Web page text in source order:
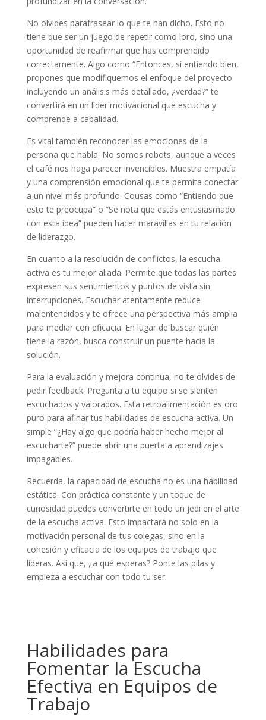
No olvides parafrasear lo que te han dicho. Esto no
tiene que ser un juego de repetir como loro, sino una
oportunidad de reafirmar que has comprendido
correctamente. Algo como “Entonces, si entiendo bien,
propones que modifiquemos el enfoque del proyecto
incluyendo un análisis más detallado, ¿verdad?” te
convertirá en un líder motivacional que escucha y
comprende a cabalidad.
Es vital también reconocer las emociones de la
persona que habla. No somos robots, aunque a veces
el café nos haga parecer invencibles. Muestra empatía
y una comprensión emocional que te permita conectar
a un nivel más profundo. Cousas como “Entiendo que
esto te preocupa” o “Se nota que estás entusiasmado
con esta idea” pueden hacer maravillas en tu relación
de liderazgo.
En cuanto a la resolución de conflictos, la escucha
activa es tu mejor aliada. Permite que todas las partes
expresen sus sentimientos y puntos de vista sin
interrupciones. Escuchar atentamente reduce
malentendidos y te ofrece una perspectiva más amplia
para mediar con eficacia. En lugar de buscar quién
tiene la razón, busca construir un puente hacia la
solución.
Para la evaluación y mejora continua, no te olvides de
pedir feedback. Pregunta a tu equipo si se sienten
escuchados y valorados. Esta retroalimentación es oro
puro para afinar tus habilidades de escucha activa. Un
simple “¿Hay algo que podría haber hecho mejor al
escucharte?” puede abrir una puerta a aprendizajes
impagables.
Recuerda, la capacidad de escucha no es una habilidad
estática. Con práctica constante y un toque de
curiosidad puedes convertirte en todo un jedi en el arte
de la escucha activa. Esto impactará no solo en la
motivación personal de tus colegas, sino en la
cohesión y eficacia de los equipos de trabajo que
lideras. Así que, ¿a qué esperas? Ponte las pilas y
empieza a escuchar con todo tu ser.
Habilidades para
Fomentar la Escucha
Efectiva en Equipos de
Trabajo